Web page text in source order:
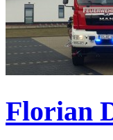
Florian